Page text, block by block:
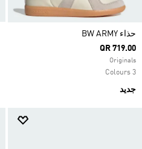
حذاء ‏BW ARMY
QR 719.00
Originals
3 Colours
جديد